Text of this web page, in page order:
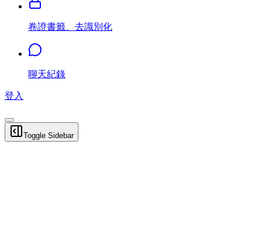
卷證書籤、去識別化
聊天紀錄
登入
Toggle Sidebar